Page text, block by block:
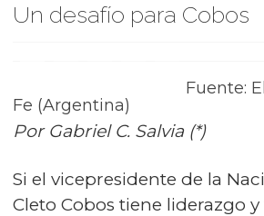
Un desafío para Cobos
Fuente:
Fe (Argentina)
Por Gabriel C. Salvia (*)
Si el vicepresidente de la
Cleto Cobos tiene liderazgo y